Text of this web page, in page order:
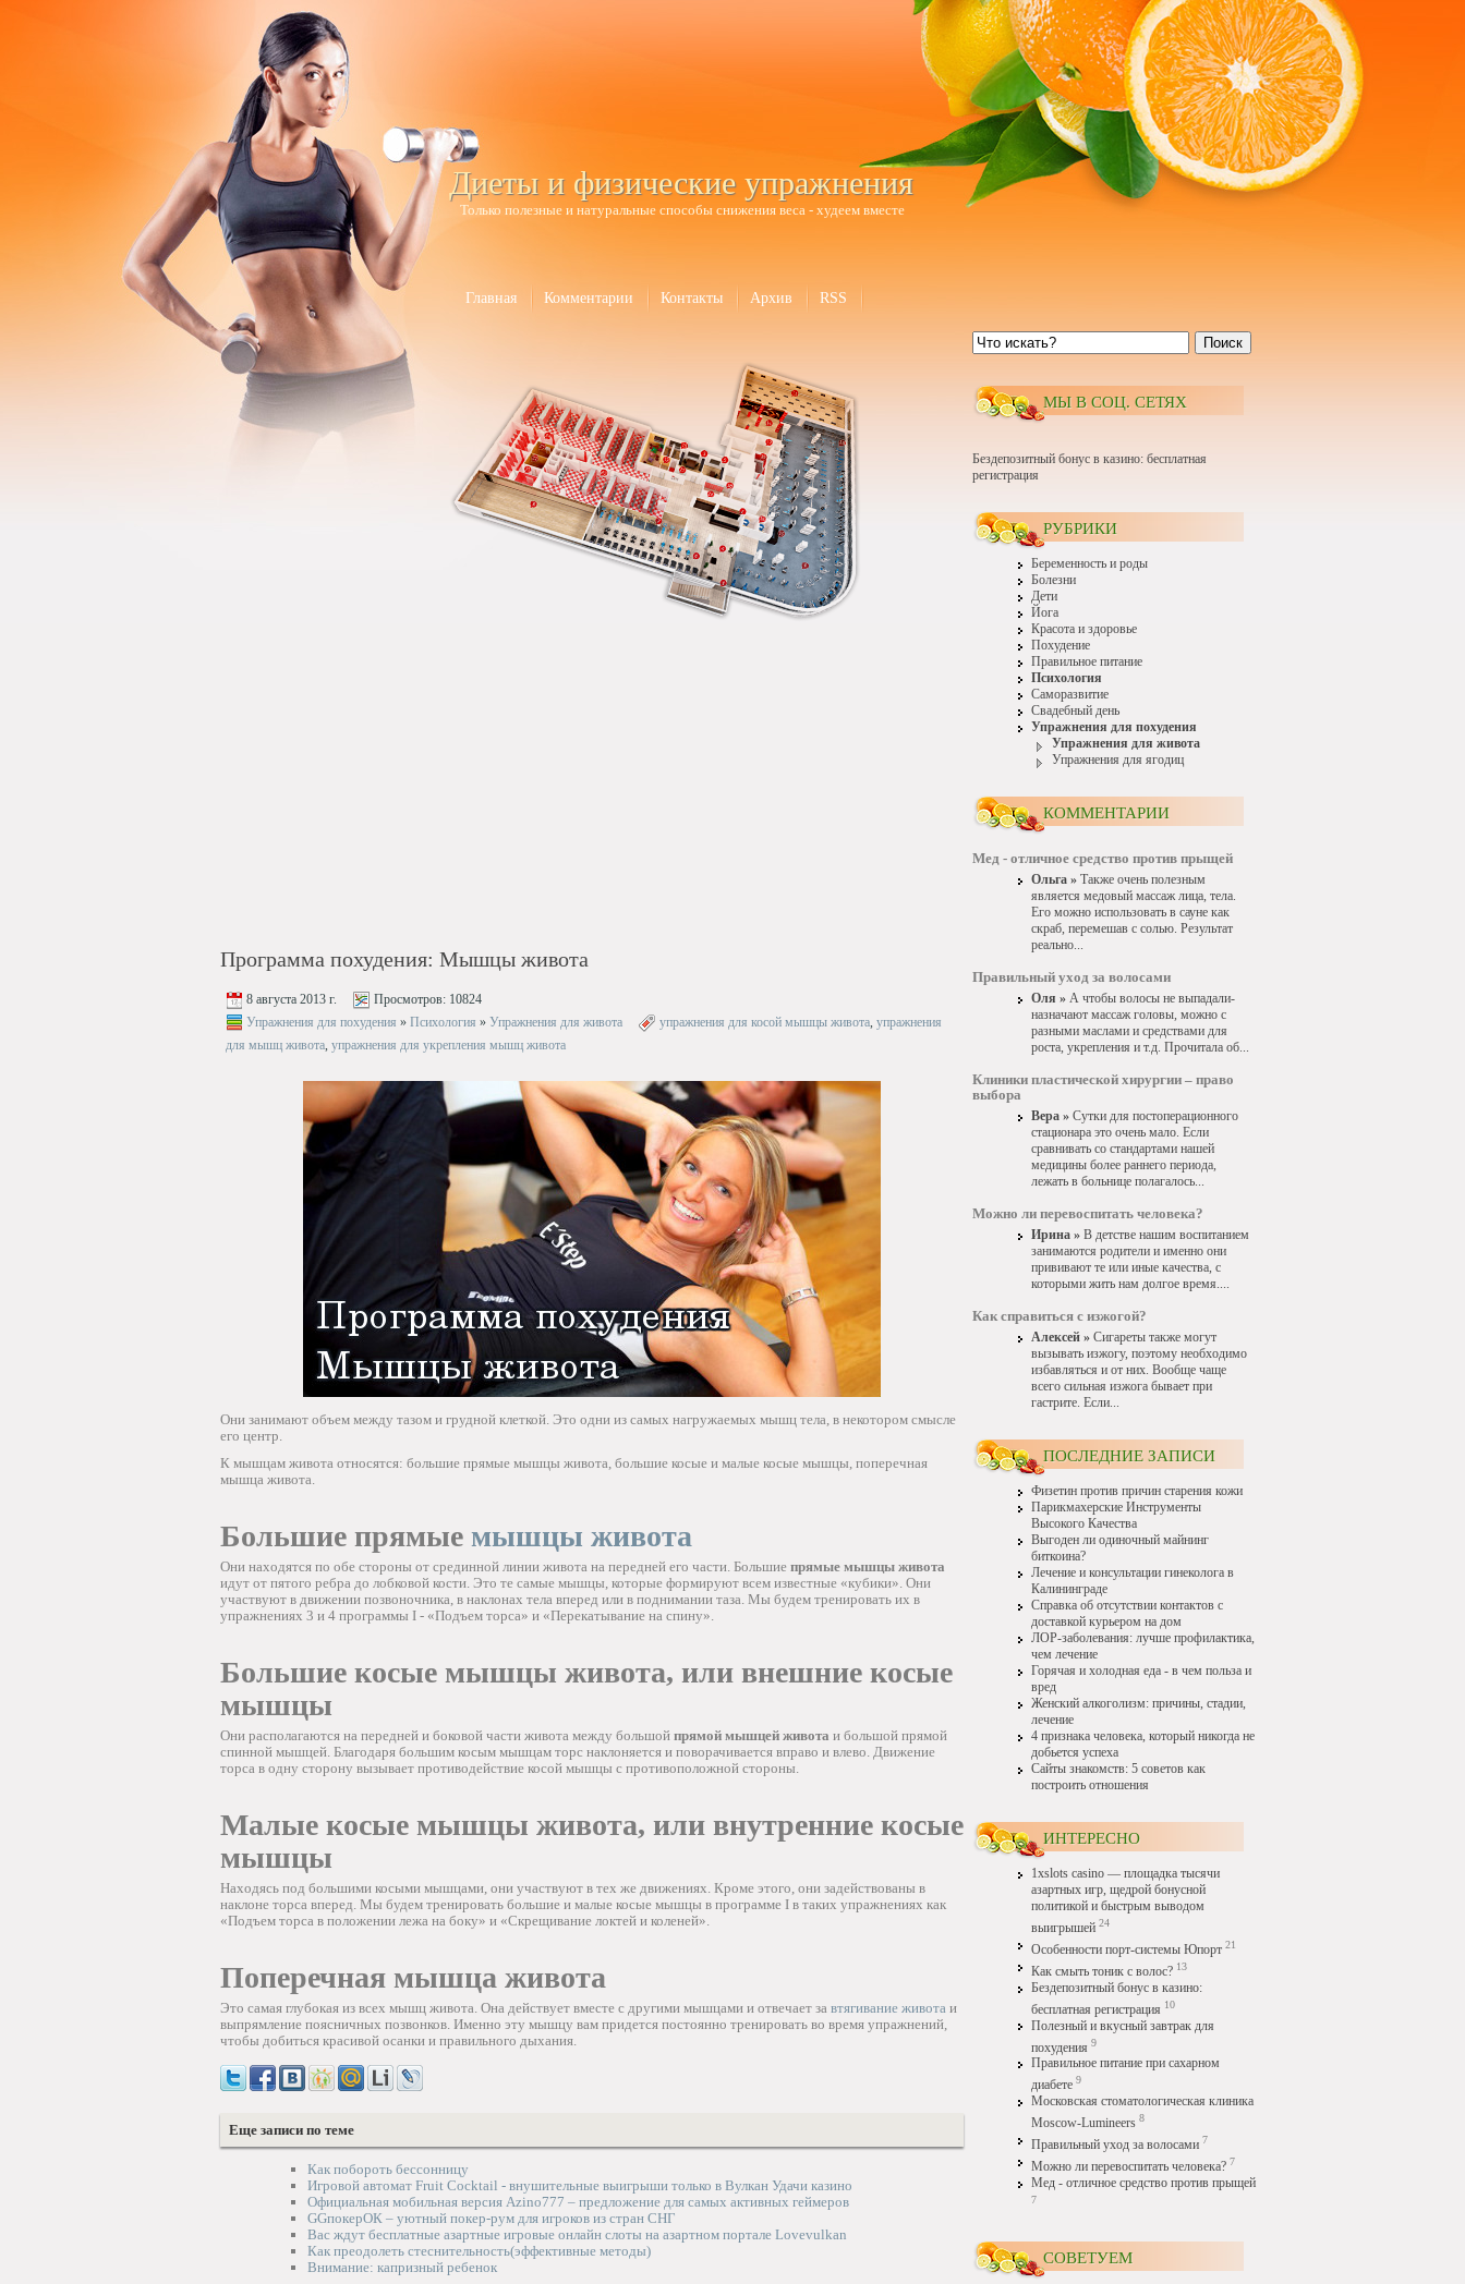
Диеты и физические упражнения
Только полезные и натуральные способы снижения веса - худеем вместе
Главная Комментарии Контакты Архив RSS
Программа похудения: Мышцы живота
8 августа 2013 г. Просмотров: 10824
Упражнения для похудения » Психология » Упражнения для живота упражнения для косой мышцы живота, упражнения
для мышц живота, упражнения для укрепления мышц живота
Они занимают объем между тазом и грудной клеткой. Это одни из самых нагружаемых мышц тела, в некотором смысле
его центр.
К мышцам живота относятся: большие прямые мышцы живота, большие косые и малые косые мышцы, поперечная
мышца живота.
Большие прямые мышцы живота
Они находятся по обе стороны от срединной линии живота на передней его части. Большие прямые мышцы живота
идут от пятого ребра до лобковой кости. Это те самые мышцы, которые формируют всем известные «кубики». Они
участвуют в движении позвоночника, в наклонах тела вперед или в поднимании таза. Мы будем тренировать их в
упражнениях 3 и 4 программы I - «Подъем торса» и «Перекатывание на спину».
Большие косые мышцы живота, или внешние косые
мышцы
Они располагаются на передней и боковой части живота между большой прямой мышцей живота и большой прямой
спинной мышцей. Благодаря большим косым мышцам торс наклоняется и поворачивается вправо и влево. Движение
торса в одну сторону вызывает противодействие косой мышцы с противоположной стороны.
Малые косые мышцы живота, или внутренние косые
мышцы
Находясь под большими косыми мышцами, они участвуют в тех же движениях. Кроме этого, они задействованы в
наклоне торса вперед. Мы будем тренировать большие и малые косые мышцы в программе I в таких упражнениях как
«Подъем торса в положении лежа на боку» и «Скрещивание локтей и коленей».
Поперечная мышца живота
Это самая глубокая из всех мышц живота. Она действует вместе с другими мышцами и отвечает за втягивание живота и
выпрямление поясничных позвонков. Именно эту мышцу вам придется постоянно тренировать во время упражнений,
чтобы добиться красивой осанки и правильного дыхания.
Еще записи по теме
Как побороть бессонницу
Игровой автомат Fruit Cocktail - внушительные выигрыши только в Вулкан Удачи казино
Официальная мобильная версия Azino777 – предложение для самых активных геймеров
GGпокерОК – уютный покер-рум для игроков из стран СНГ
Вас ждут бесплатные азартные игровые онлайн слоты на азартном портале Lovevulkan
Как преодолеть стеснительность(эффективные методы)
Внимание: капризный ребенок
Поиск
МЫ В СОЦ. СЕТЯХ
Бездепозитный бонус в казино: бесплатная
регистрация
РУБРИКИ
Беременность и роды
Болезни
Дети
Йога
Красота и здоровье
Похудение
Правильное питание
Психология
Саморазвитие
Свадебный день
Упражнения для похудения
Упражнения для живота
Упражнения для ягодиц
КОММЕНТАРИИ
Мед - отличное средство против прыщей
Ольга » Также очень полезным
является медовый массаж лица, тела.
Его можно использовать в сауне как
скраб, перемешав с солью. Результат
реально...
Правильный уход за волосами
Оля » А чтобы волосы не выпадали-
назначают массаж головы, можно с
разными маслами и средствами для
роста, укрепления и т.д. Прочитала об...
Клиники пластической хирургии – право
выбора
Вера » Сутки для постоперационного
стационара это очень мало. Если
сравнивать со стандартами нашей
медицины более раннего периода,
лежать в больнице полагалось...
Можно ли перевоспитать человека?
Ирина » В детстве нашим воспитанием
занимаются родители и именно они
прививают те или иные качества, с
которыми жить нам долгое время....
Как справиться с изжогой?
Алексей » Сигареты также могут
вызывать изжогу, поэтому необходимо
избавляться и от них. Вообще чаще
всего сильная изжога бывает при
гастрите. Если...
ПОСЛЕДНИЕ ЗАПИСИ
Физетин против причин старения кожи
Парикмахерские Инструменты
Высокого Качества
Выгоден ли одиночный майнинг
биткоина?
Лечение и консультации гинеколога в
Калининграде
Справка об отсутствии контактов с
доставкой курьером на дом
ЛОР-заболевания: лучше профилактика,
чем лечение
Горячая и холодная еда - в чем польза и
вред
Женский алкоголизм: причины, стадии,
лечение
4 признака человека, который никогда не
добьется успеха
Сайты знакомств: 5 советов как
построить отношения
ИНТЕРЕСНО
1xslots casino — площадка тысячи
азартных игр, щедрой бонусной
политикой и быстрым выводом
выигрышей 24
Особенности порт-системы Юпорт 21
Как смыть тоник с волос? 13
Бездепозитный бонус в казино:
бесплатная регистрация 10
Полезный и вкусный завтрак для
похудения 9
Правильное питание при сахарном
диабете 9
Московская стоматологическая клиника
Moscow-Lumineers 8
Правильный уход за волосами 7
Можно ли перевоспитать человека? 7
Мед - отличное средство против прыщей
7
СОВЕТУЕМ